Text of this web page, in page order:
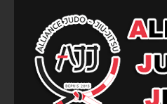
content